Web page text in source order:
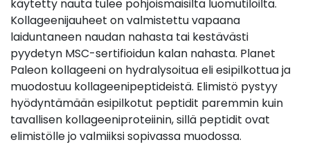
käytetty nauta tulee pohjoismaisilta luomutiloilta.
Kollageenijauheet on valmistettu vapaana
laiduntaneen naudan nahasta tai kestävästi
pyydetyn MSC-sertifioidun kalan nahasta. Planet
Paleon kollageeni on hydralysoitua eli esipilkottua ja
muodostuu kollageenipeptideistä. Elimistö pystyy
hyödyntämään esipilkotut peptidit paremmin kuin
tavallisen kollageeniproteiinin, sillä peptidit ovat
elimistölle jo valmiiksi sopivassa muodossa.